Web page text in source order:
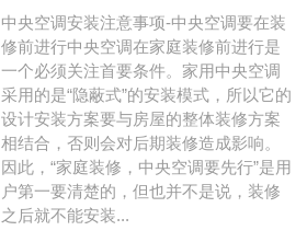
中央空调安装注意事项-中央空调要在装
修前进行中央空调在家庭装修前进行是
一个必须关注首要条件。家用中央空调
采用的是“隐蔽式”的安装模式，所以它的
设计安装方案要与房屋的整体装修方案
相结合，否则会对后期装修造成影响。
因此，“家庭装修，中央空调要先行”是用
户第一要清楚的，但也并不是说，装修
之后就不能安装...